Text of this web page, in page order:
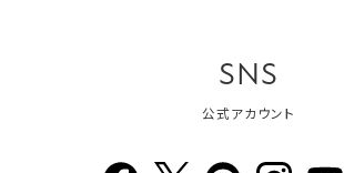
SNS
公式アカウント